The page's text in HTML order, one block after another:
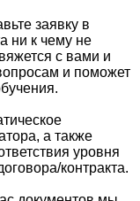
заявку в
ни к чему не
с вами и
и поможет
а также
уровня
контракта.